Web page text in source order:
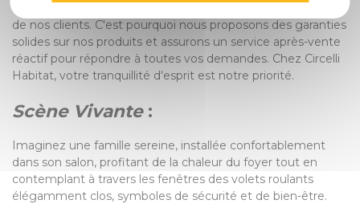
Nous accordons une attention particulière à la satisfaction
de nos clients. C'est pourquoi nous proposons des garanties
solides sur nos produits et assurons un service après-vente
réactif pour répondre à toutes vos demandes. Chez Circelli
Habitat, votre tranquillité d'esprit est notre priorité.
Scène Vivante:
Imaginez une famille sereine, installée confortablement
dans son salon, profitant de la chaleur du foyer tout en
contemplant à travers les fenêtres des volets roulants
élégamment clos, symboles de sécurité et de bien-être.